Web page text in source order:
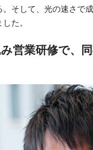
。そして、光の速さで
た。
営業研修で、